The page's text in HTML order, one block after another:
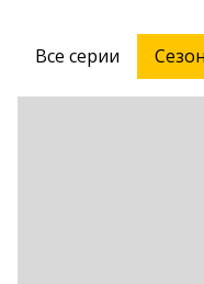
Все серии